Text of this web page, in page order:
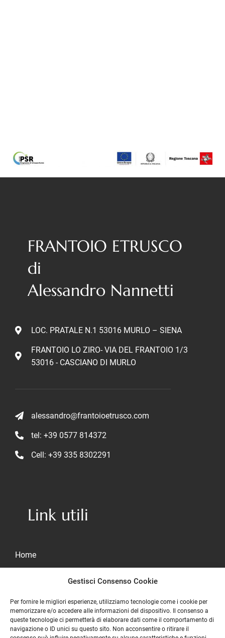
Gestisci Consenso Cookie
Per fornire le migliori esperienze, utilizziamo tecnologie come i cookie per
memorizzare e/o accedere alle informazioni del dispositivo. Il consenso a
queste tecnologie ci permetterà di elaborare dati come il comportamento di
navigazione o ID unici su questo sito. Non acconsentire o ritirare il
FRANTOIO ETRUSCO
di
Alessandro Nannetti
LOC. PRATALE N.1 53016 MURLO – SIENA
FRANTOIO LO ZIRO- VIA DEL FRANTOIO 1/3
53016 - CASCIANO DI MURLO
alessandro@frantoioetrusco.com
tel: +39 0577 814372
Cell: +39 335 8302291
Link utili
Home
Contatti
Carrello